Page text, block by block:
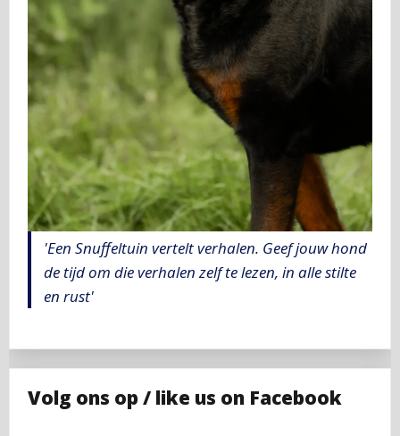
'Een Snuffeltuin vertelt verhalen. Geef jouw hond
de tijd om die verhalen zelf te lezen, in alle stilte
en rust'
Volg ons op / like us on Facebook